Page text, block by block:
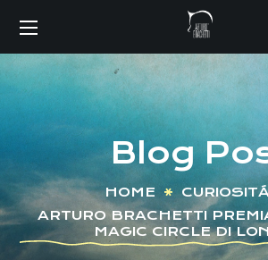
Blog
HOME
ARTURO BRACHETTI
MAGIC CIRCLE DI